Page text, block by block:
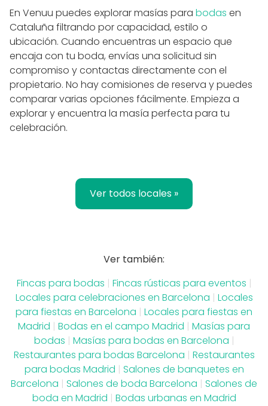
En Venuu puedes explorar masías para bodas en
Cataluña filtrando por capacidad, estilo o
ubicación. Cuando encuentras un espacio que
encaja con tu boda, envías una solicitud sin
compromiso y contactas directamente con el
propietario. No hay comisiones de reserva y puedes
comparar varias opciones fácilmente. Empieza a
explorar y encuentra la masía perfecta para tu
celebración.
Ver todos locales »
Ver también:
Fincas para bodas | Fincas rústicas para eventos |
Locales para celebraciones en Barcelona | Locales
para fiestas en Barcelona | Locales para fiestas en
Madrid | Bodas en el campo Madrid | Masías para
bodas | Masías para bodas en Barcelona |
Restaurantes para bodas Barcelona | Restaurantes
para bodas Madrid | Salones de banquetes en
Barcelona | Salones de boda Barcelona | Salones de
boda en Madrid | Bodas urbanas en Madrid